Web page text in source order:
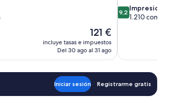
El
precio
actual
121 €
121 €
incluye tasas e impuestos
Del 30 ago al 31 ago
9.2
sobre
9,2 Impresionante
1.210 comentarios
Iniciar sesión Registrarme gratis